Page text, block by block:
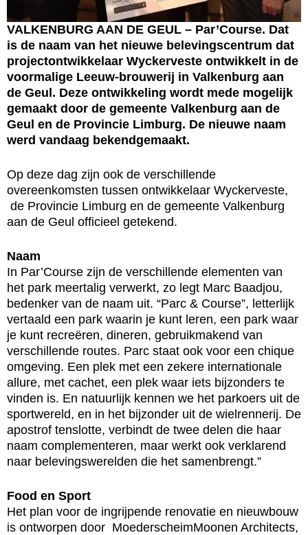
VALKENBURG AAN DE GEUL – Par’Course. Dat
is de naam van het nieuwe belevingscentrum dat
projectontwikkelaar Wyckerveste ontwikkelt in de
voormalige Leeuw-brouwerij in Valkenburg aan
de Geul. Deze ontwikkeling wordt mede mogelijk
gemaakt door de gemeente Valkenburg aan de
Geul en de Provincie Limburg. De nieuwe naam
werd vandaag bekendgemaakt.
Op deze dag zijn ook de verschillende
overeenkomsten tussen ontwikkelaar Wyckerveste,
de Provincie Limburg en de gemeente Valkenburg
aan de Geul officieel getekend.
Naam
In Par’Course zijn de verschillende elementen van
het park meertalig verwerkt, zo legt Marc Baadjou,
bedenker van de naam uit. “Parc & Course”, letterlijk
vertaald een park waarin je kunt leren, een park waar
je kunt recreëren, dineren, gebruikmakend van
verschillende routes. Parc staat ook voor een chique
omgeving. Een plek met een zekere internationale
allure, met cachet, een plek waar iets bijzonders te
vinden is. En natuurlijk kennen we het parkoers uit de
sportwereld, en in het bijzonder uit de wielrennerij. De
apostrof tenslotte, verbindt de twee delen die haar
naam complementeren, maar werkt ook verklarend
naar belevingswerelden die het samenbrengt.”
Food en Sport
Het plan voor de ingrijpende renovatie en nieuwbouw
is ontworpen door MoederscheimMoonen Architects,